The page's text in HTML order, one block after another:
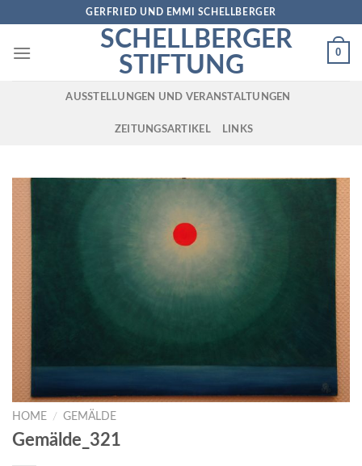
content
GERFRIED UND EMMI SCHELLBERGER
SCHELLBERGER
STIFTUNG
0
AUSSTELLUNGEN UND VERANSTALTUNGEN
ZEITUNGSARTIKEL LINKS
HOME / GEMÄLDE
Gemälde_321